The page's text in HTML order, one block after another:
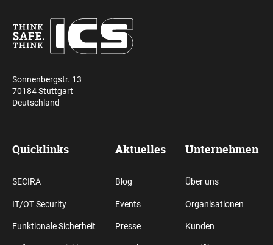
Sonnenbergstr. 13
70184 Stuttgart
Deutschland
Quicklinks
SECIRA
IT/OT Security
Funktionale Sicherheit
Aktuelles
Blog
Events
Presse
Unternehmen
Über uns
Organisationen
Kunden